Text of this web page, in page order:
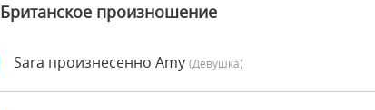
Британское произношение
Sara произнесенно Amy (девушка)